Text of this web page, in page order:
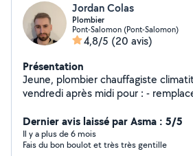
Jordan Colas
Plombier
Pont-Salomon (Pont-Salomon)
4,8/5 (20 avis)
Présentation
Jeune, plombier chauffagiste
vendredi après midi pour : -
à chaleur air/air ou air/eau ou
changement de mécanisme de wc
changement de robinet. - joint
Dernier avis laissé par Asma : 5/5
Il y a plus de 6 mois
Fais du bon boulot et très très gentille